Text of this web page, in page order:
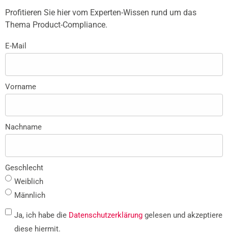
Profitieren Sie hier vom Experten-Wissen rund um das
Thema Product-Compliance.
E-Mail
Vorname
Nachname
Geschlecht
Weiblich
Männlich
Ja, ich habe die Datenschutzerklärung gelesen und akzeptiere
diese hiermit.